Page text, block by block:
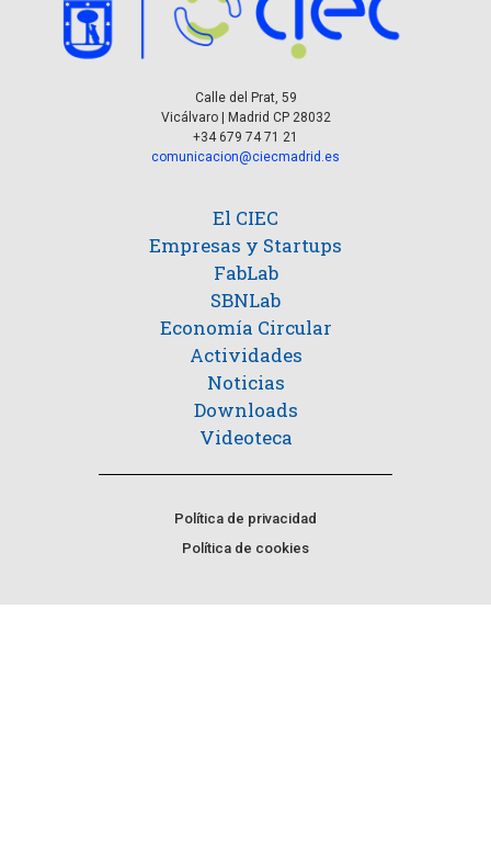
Calle del Prat, 59
Vicálvaro | Madrid CP 28032
+34 679 74 71 21
comunicacion@ciecmadrid.es
El CIEC
Empresas y Startups
FabLab
SBNLab
Economía Circular
Actividades
Noticias
Downloads
Videoteca
Política de privacidad
Política de cookies